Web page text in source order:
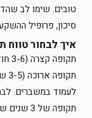
טובים. שימו לב
סיכון, פרופיל
איך לבחור טווח
לעמוד במשברים.
תקופה של 3 שנים שכוללת תקופת ירידות אחת לפחות.